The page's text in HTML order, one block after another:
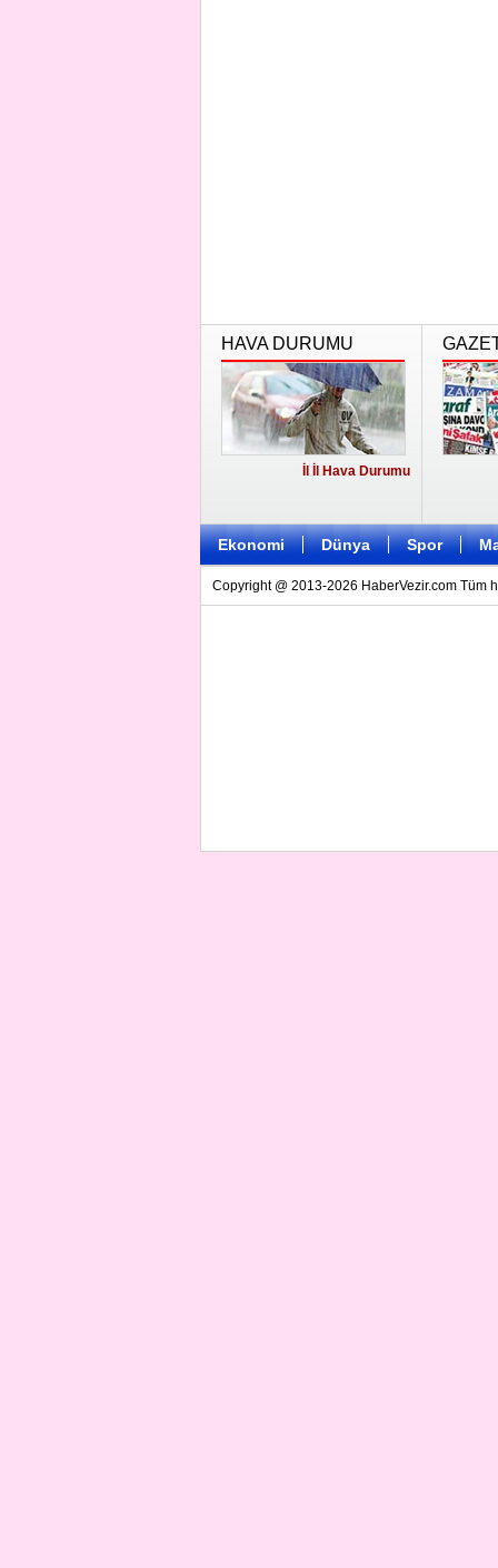
HAVA DURUMU
İl İl Hava Durumu
Ekonomi Dünya Spor
Copyright @ 2013-2026 HaberVezir.com Tüm